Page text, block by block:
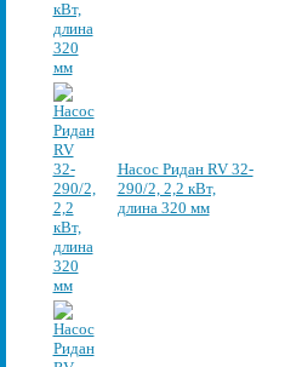
Насос Ридан RV 32-
290/2, 2,2 кВт,
длина 320 мм